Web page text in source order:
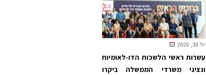
יול 30, 2026
עשרות ראשי הלשכות הדו-לאומיות
ונציגי משרדי הממשלה ביקרו